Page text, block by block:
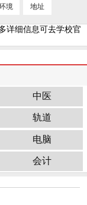
境 地址
详细信息可去学校官
中医
轨道
电脑
会计